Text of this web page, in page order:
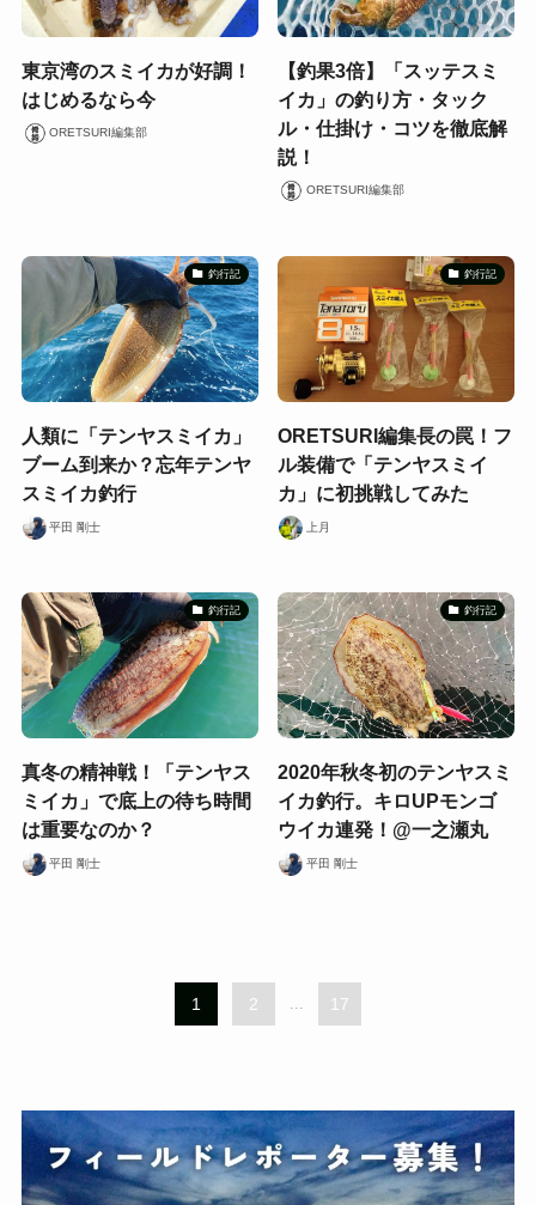
東京湾のスミイカが好調！
はじめるなら今
ORETSURI編集部
【釣果3倍】「スッテスミ
イカ」の釣り方・タック
ル・仕掛け・コツを徹底解
説！
ORETSURI編集部
釣行記
人類に「テンヤスミイカ」
ブーム到来か？忘年テンヤ
スミイカ釣行
平田 剛士
釣行記
ORETSURI編集長の罠！フ
ル装備で「テンヤスミイ
カ」に初挑戦してみた
上月
釣行記
真冬の精神戦！「テンヤス
ミイカ」で底上の待ち時間
は重要なのか？
平田 剛士
釣行記
2020年秋冬初のテンヤスミ
イカ釣行。キロUPモンゴ
ウイカ連発！@一之瀬丸
平田 剛士
1 2 ... 17